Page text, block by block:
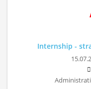
Internship -